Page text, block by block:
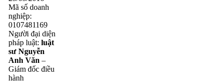
Mã số doanh
nghiệp:
0107481169
Người đại diện
pháp luật: luật
sư Nguyễn
Anh Văn –
Giám đốc điều
hành